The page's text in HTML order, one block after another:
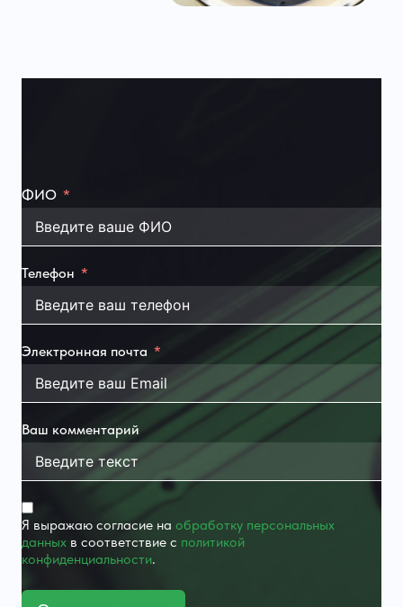
ФИО
Телефон
Электронная почта
Ваш комментарий
Я выражаю согласие на обработку персональных
данных в соответствие с политикой
конфиденциальности.